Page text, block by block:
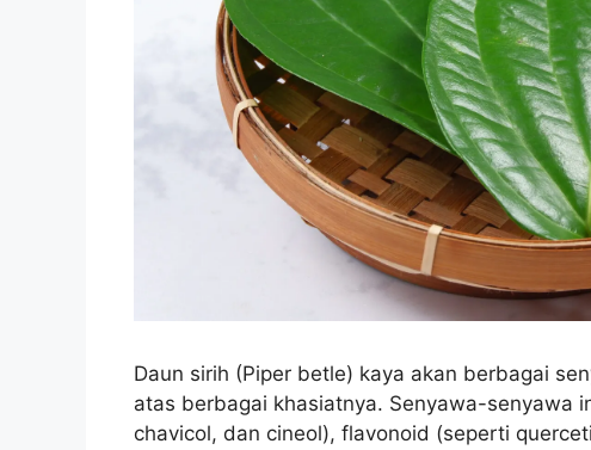
Daun sirih (Piper betle) kaya akan berbagai
atas berbagai khasiatnya. Senyawa-senyawa
chavicol, dan cineol), flavonoid (seperti